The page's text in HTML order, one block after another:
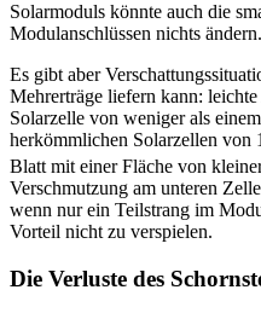
Solarmoduls könnte auch die
Modulanschlüssen nichts ändern.
Es gibt aber
Mehrerträge liefern kann:
Solarzelle von weniger als
herkömmlichen Solarzellen von
Blatt mit einer Fläche von
Verschmutzung am unteren
wenn nur ein Teilstrang im
Vorteil nicht zu verspielen.
Die Verluste des